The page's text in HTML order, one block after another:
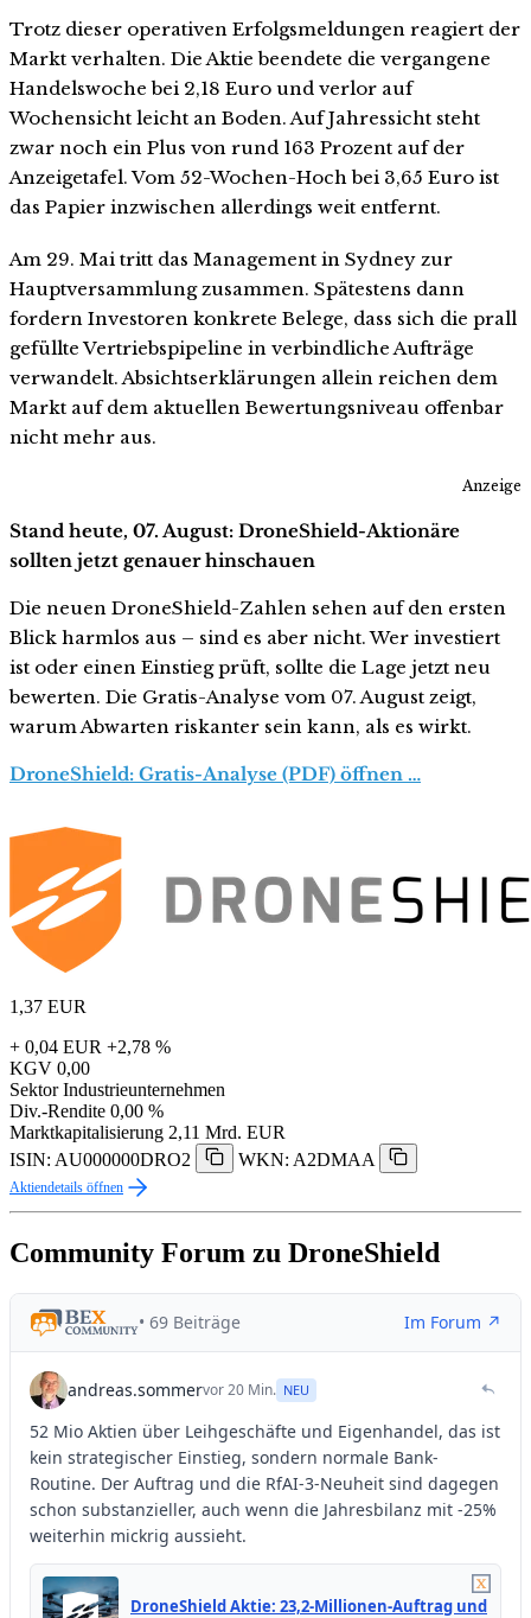
Trotz dieser operativen Erfolgsmeldungen reagiert der
Markt verhalten. Die Aktie beendete die vergangene
Handelswoche bei 2,18 Euro und verlor auf
Wochensicht leicht an Boden. Auf Jahressicht steht
zwar noch ein Plus von rund 163 Prozent auf der
Anzeigetafel. Vom 52-Wochen-Hoch bei 3,65 Euro ist
das Papier inzwischen allerdings weit entfernt.
Am 29. Mai tritt das Management in Sydney zur
Hauptversammlung zusammen. Spätestens dann
fordern Investoren konkrete Belege, dass sich die prall
gefüllte Vertriebspipeline in verbindliche Aufträge
verwandelt. Absichtserklärungen allein reichen dem
Markt auf dem aktuellen Bewertungsniveau offenbar
nicht mehr aus.
Anzeige
Stand heute, 07. August: DroneShield-Aktionäre
sollten jetzt genauer hinschauen
Die neuen DroneShield-Zahlen sehen auf den ersten
Blick harmlos aus – sind es aber nicht. Wer investiert
ist oder einen Einstieg prüft, sollte die Lage jetzt neu
bewerten. Die Gratis-Analyse vom 07. August zeigt,
warum Abwarten riskanter sein kann, als es wirkt.
DroneShield: Gratis-Analyse (PDF) öffnen …
1,37 EUR
+ 0,04 EUR +2,78 %
KGV 0,00
Sektor Industrieunternehmen
Div.-Rendite 0,00 %
Marktkapitalisierung 2,11 Mrd. EUR
ISIN: AU000000DRO2
WKN: A2DMAA
Aktiendetails öffnen
Community Forum zu DroneShield